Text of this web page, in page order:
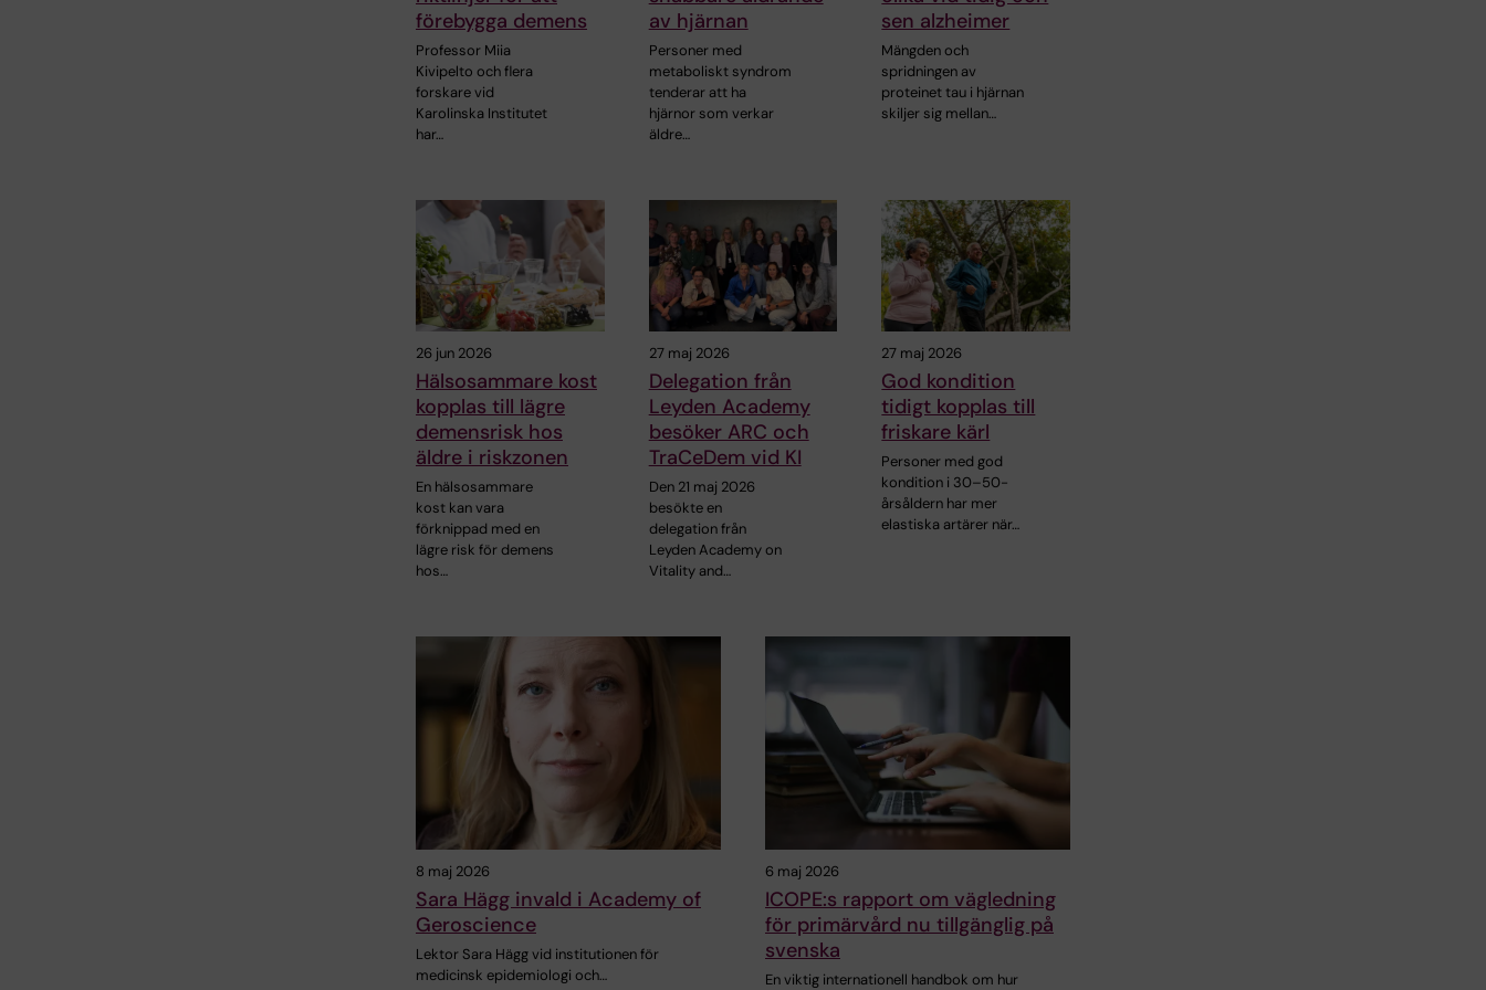
förebygga demens
Professor Miia
Kivipelto och flera
forskare vid
Karolinska Institutet
har…
av hjärnan
Personer med
metaboliskt syndrom
tenderar att ha
hjärnor som verkar
äldre…
sen alzheimer
Mängden och
spridningen av
proteinet tau i hjärnan
skiljer sig mellan…
26 jun 2026
Hälsosammare kost
kopplas till lägre
demensrisk hos
äldre i riskzonen
En hälsosammare
kost kan vara
förknippad med en
lägre risk för demens
hos…
27 maj 2026
Delegation från
Leyden Academy
besöker ARC och
TraCeDem vid KI
Den 21 maj 2026
besökte en
delegation från
Leyden Academy on
Vitality and…
27 maj 2026
God kondition
tidigt kopplas till
friskare kärl
Personer med god
kondition i 30–50-
årsåldern har mer
elastiska artärer när…
8 maj 2026
Sara Hägg invald i Academy of
Geroscience
Lektor Sara Hägg vid institutionen för
medicinsk epidemiologi och…
6 maj 2026
ICOPE:s rapport om vägledning
för primärvård nu tillgänglig på
svenska
En viktig internationell handbok om hur